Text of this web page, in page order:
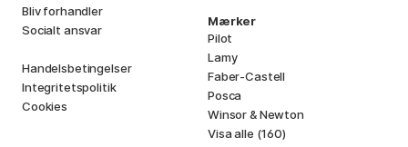
Bliv forhandler
Socialt ansvar
Handelsbetingelser
Integritetspolitik
Cookies
Mærker
Pilot
Lamy
Faber-Castell
Posca
Winsor & Newton
Visa alle (160)